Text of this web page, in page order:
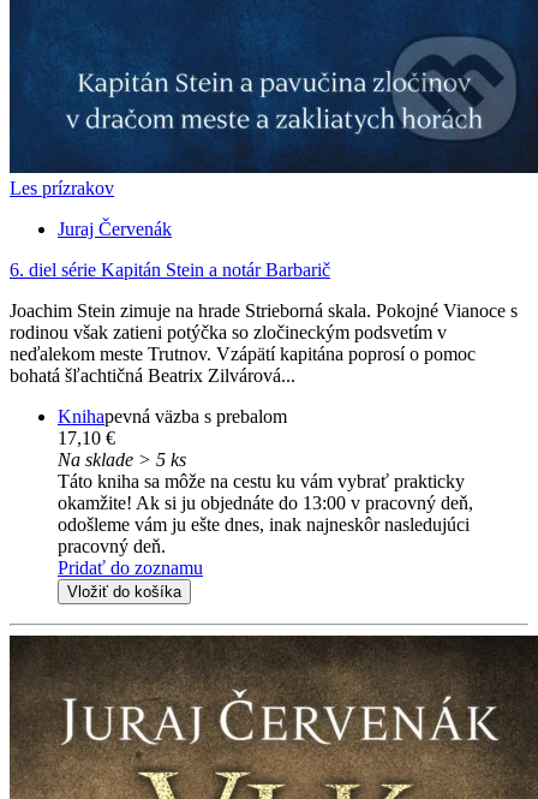
Les prízrakov
Juraj Červenák
6. diel série Kapitán Stein a notár Barbarič
Joachim Stein zimuje na hrade Strieborná skala. Pokojné Vianoce s
rodinou však zatieni potýčka so zločineckým podsvetím v
neďalekom meste Trutnov. Vzápätí kapitána poprosí o pomoc
bohatá šľachtičná Beatrix Zilvárová...
Knihapevná väzba s prebalom
17,10 €
Na sklade > 5 ks
Táto kniha sa môže na cestu ku vám vybrať prakticky
okamžite! Ak si ju objednáte do 13:00 v pracovný deň,
odošleme vám ju ešte dnes, inak najneskôr nasledujúci
pracovný deň.
Pridať do zoznamu
Vložiť do košíka